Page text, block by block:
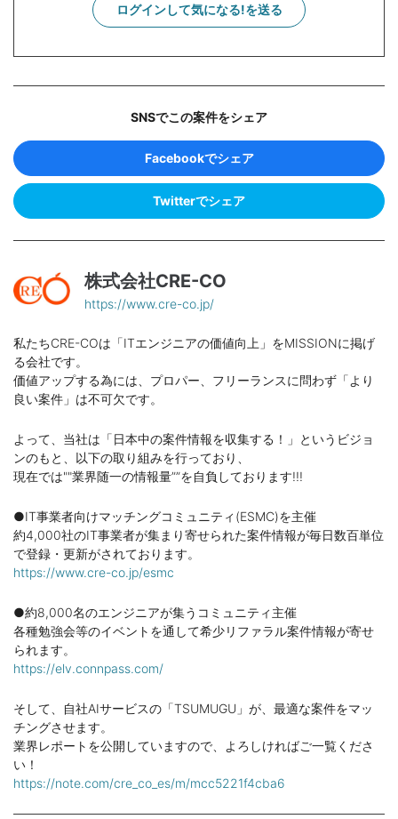
ログインして気になる!を送る
SNSでこの案件をシェア
Facebookでシェア
Twitterでシェア
株式会社CRE-CO
https://www.cre-co.jp/
私たちCRE-COは「ITエンジニアの価値向上」をMISSIONに掲げ
る会社です。
価値アップする為には、プロパー、フリーランスに問わず「より
良い案件」は不可欠です。
よって、当社は「日本中の案件情報を収集する！」というビジョ
ンのもと、以下の取り組みを行っており、
現在では""業界随一の情報量””を自負しております!!!
●IT事業者向けマッチングコミュニティ(ESMC)を主催
約4,000社のIT事業者が集まり寄せられた案件情報が毎日数百単位
で登録・更新がされております。
https://www.cre-co.jp/esmc
●約8,000名のエンジニアが集うコミュニティ主催
各種勉強会等のイベントを通して希少リファラル案件情報が寄せ
られます。
https://elv.connpass.com/
そして、自社AIサービスの「TSUMUGU」が、最適な案件をマッ
チングさせます。
業界レポートを公開していますので、よろしければご一覧くださ
い！
https://note.com/cre_co_es/m/mcc5221f4cba6